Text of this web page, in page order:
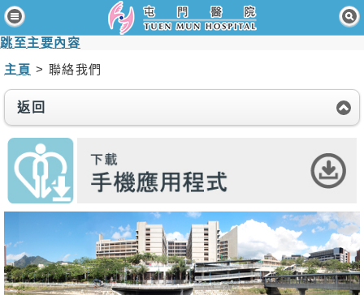
跳至主要內容
主頁
醫療服務
醫護專業人員
消息及活動
關於我們
免責聲明
主頁 > 聯絡我們
返回